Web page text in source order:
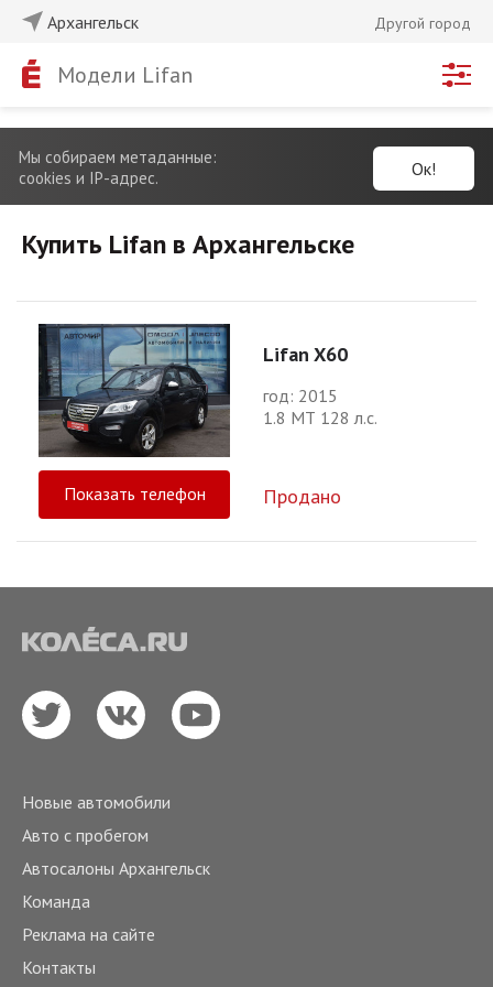
Архангельск Другой город
Модели Lifan
Мы собираем метаданные:
cookies и IP-адрес.
Ок!
Купить Lifan в Архангельске
Lifan X60
год: 2015
1.8 МТ 128 л.с.
Показать телефон Продано
Новые автомобили
Авто с пробегом
Автосалоны Архангельск
Команда
Реклама на сайте
Контакты